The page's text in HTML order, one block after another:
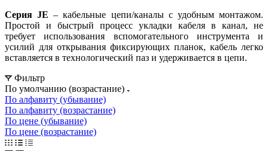
Серия JE – кабельные цепи/каналы с удобным монтажом.
Простой и быстрый процесс укладки кабеля в канал, не
требует использования вспомогательного инструмента и
усилий для открывания фиксирующих планок, кабель легко
вставляется в технологический паз и удерживается в цепи.
Фильтр
По умолчанию (возрастание)
По алфавиту (убывание)
По алфавиту (возрастание)
По цене (убывание)
По цене (возрастание)